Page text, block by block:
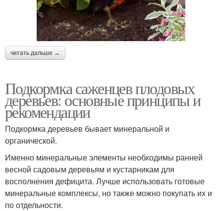
читать дальше →
Подкормка саженцев плодовых
деревьев: основные принципы и
рекомендации
Подкормка деревьев бывает минеральной и
органической.
Именно минеральные элементы необходимы ранней
весной садовым деревьям и кустарникам для
восполнения дефицита. Лучше использовать готовые
минеральные комплексы, но также можно покупать их и
по отдельности.